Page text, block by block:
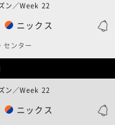
ニックス
／Week 22
センター
ニックス
／Week 22